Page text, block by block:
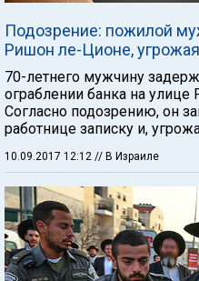
Подозрение: пожилой
Ришон ле-Ционе,
70-летнего мужчину
ограблении банка на
Согласно подозрению, он
работнице записку и,
10.09.2017 12:12 // В Израиле